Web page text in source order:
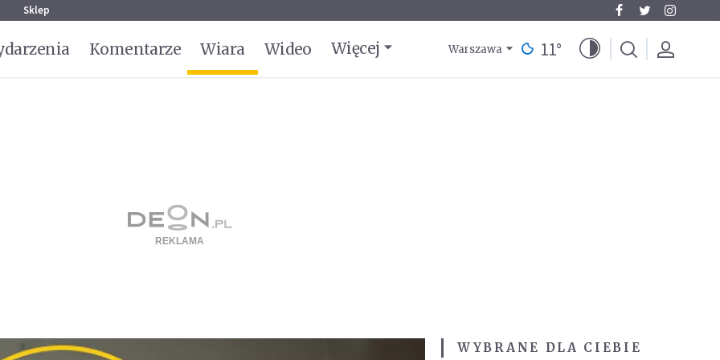
Sklep
Komentarze Wiara Wideo Więcej Warszawa 11°
WYBRANE DLA CIEBIE